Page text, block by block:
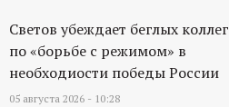
Светов убеждает беглых коллег
по «борьбе с режимом» в
необходиости победы России
05 августа 2026 - 10:28